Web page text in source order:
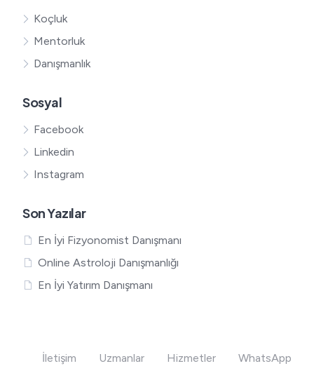
Koçluk
Mentorluk
Danışmanlık
Sosyal
Facebook
Linkedin
Instagram
Son Yazılar
En İyi Fizyonomist Danışmanı
Online Astroloji Danışmanlığı
En İyi Yatırım Danışmanı
İletişim Uzmanlar Hizmetler WhatsApp